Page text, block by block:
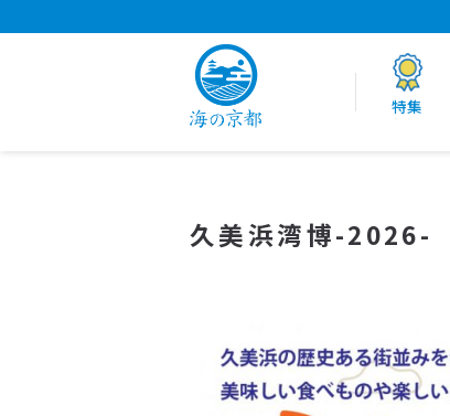
特集
久美浜湾博-2026-